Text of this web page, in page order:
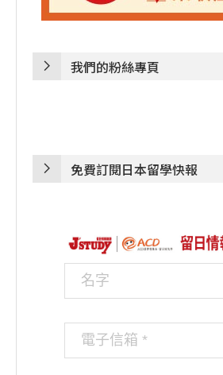
我們的粉絲專頁
免費訂閱日本留學快報